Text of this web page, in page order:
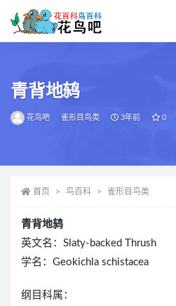
青背地鸫
花鸟吧 雀形目鸟类 3年前 0
首页 鸟百科 雀形目鸟类
青背地鸫
英文名：Slaty-backed Thrush
学名：Geokichla schistacea
纲目科属：